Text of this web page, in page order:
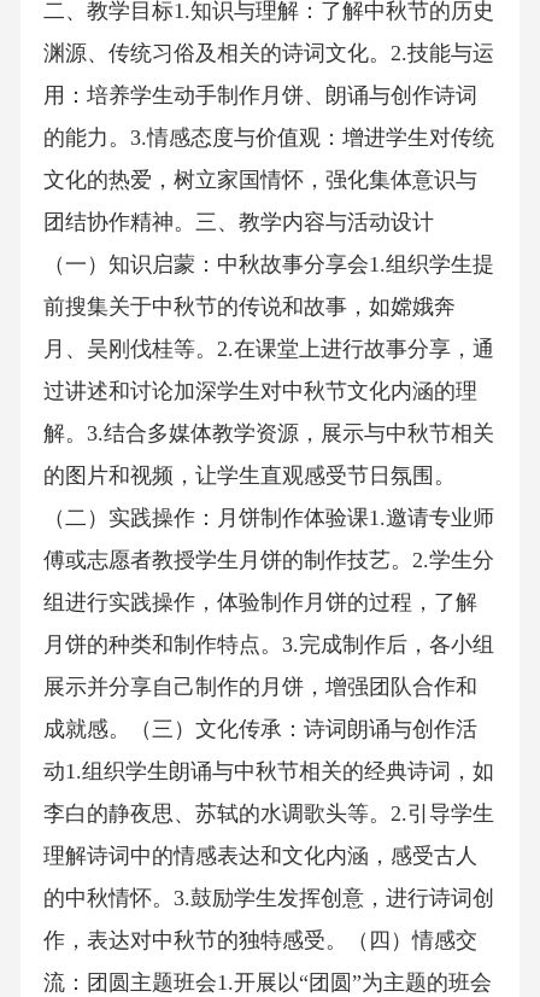
二、教学目标1.知识与理解：了解中秋节的历史
渊源、传统习俗及相关的诗词文化。2.技能与运
用：培养学生动手制作月饼、朗诵与创作诗词
的能力。3.情感态度与价值观：增进学生对传统
文化的热爱，树立家国情怀，强化集体意识与
团结协作精神。三、教学内容与活动设计
（一）知识启蒙：中秋故事分享会1.组织学生提
前搜集关于中秋节的传说和故事，如嫦娥奔
月、吴刚伐桂等。2.在课堂上进行故事分享，通
过讲述和讨论加深学生对中秋节文化内涵的理
解。3.结合多媒体教学资源，展示与中秋节相关
的图片和视频，让学生直观感受节日氛围。
（二）实践操作：月饼制作体验课1.邀请专业师
傅或志愿者教授学生月饼的制作技艺。2.学生分
组进行实践操作，体验制作月饼的过程，了解
月饼的种类和制作特点。3.完成制作后，各小组
展示并分享自己制作的月饼，增强团队合作和
成就感。（三）文化传承：诗词朗诵与创作活
动1.组织学生朗诵与中秋节相关的经典诗词，如
李白的静夜思、苏轼的水调歌头等。2.引导学生
理解诗词中的情感表达和文化内涵，感受古人
的中秋情怀。3.鼓励学生发挥创意，进行诗词创
作，表达对中秋节的独特感受。（四）情感交
流：团圆主题班会1.开展以“团圆”为主题的班会